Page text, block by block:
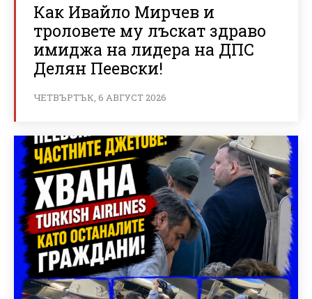
Как Ивайло Мирчев и
троловете му лъскат здраво
имиджа на лидера на ДПС
Делян Пеевски!
ЧЕТВЪРТЪК, 6 АВГУСТ 2026